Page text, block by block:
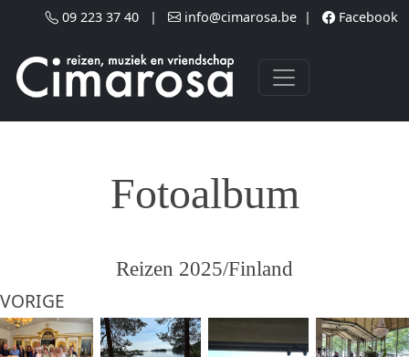
Skip to main content
09 223 37 40 | info@cimarosa.be | Facebook
Fotoalbum
Reizen 2025/Finland
VORIGE